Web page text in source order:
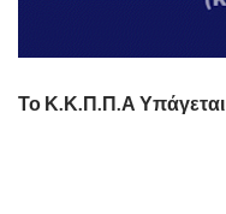
Το Κ.Κ.Π.Π.Α Υπάγεται